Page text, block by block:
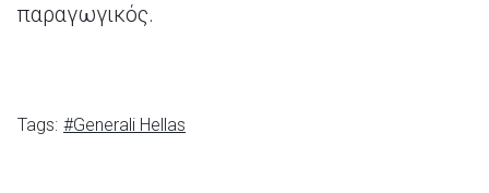
παραγωγικός.
Tags: #Generali Hellas